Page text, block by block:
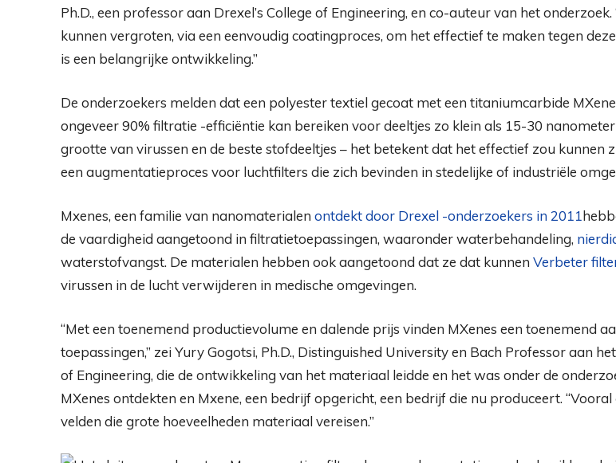
Ph.D., een professor aan Drexel’s College of Engineering, en co-auteur van het onderzoek.
kunnen vergroten, via een eenvoudig coatingproces, om het effectief te maken tegen
is een belangrijke ontwikkeling.”
De onderzoekers melden dat een polyester textiel gecoat met een titaniumcarbide MXene
ongeveer 90% filtratie -efficiëntie kan bereiken voor deeltjes zo klein als 15-30 nanometer
grootte van virussen en de beste stofdeeltjes – het betekent dat het effectief zou kunnen
een augmentatieproces voor luchtfilters die zich bevinden in stedelijke of industriële
Mxenes, een familie van nanomaterialen ontdekt door Drexel -onderzoekers in 2011
de vaardigheid aangetoond in filtratietoepassingen, waaronder waterbehandeling,
waterstofvangst. De materialen hebben ook aangetoond dat ze dat kunnen Verbeter
virussen in de lucht verwijderen in medische omgevingen.
“Met een toenemend productievolume en dalende prijs vinden MXenes een toenemend
toepassingen,” zei Yury Gogotsi, Ph.D., Distinguished University en Bach Professor aan
of Engineering, die de ontwikkeling van het materiaal leidde en het was onder de
MXenes ontdekten en Mxene, een bedrijf opgericht, een bedrijf die nu produceert. “Vooral
velden die grote hoeveelheden materiaal vereisen.”